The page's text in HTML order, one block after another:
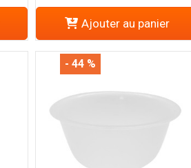
Ajouter au panier
- 44 %